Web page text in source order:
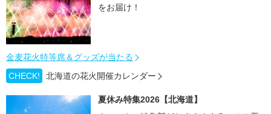
をお届け！
金麦花火特等席＆グッズが当たる
CHECK!
北海道の花火開催カレンダー
夏休み特集2026【北海道】